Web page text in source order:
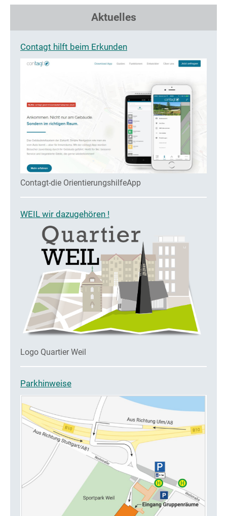
Aktuelles
Contagt hilft beim Erkunden
Contagt-die OrientierungshilfeApp
WEIL wir dazugehören !
Logo Quartier Weil
Parkhinweise